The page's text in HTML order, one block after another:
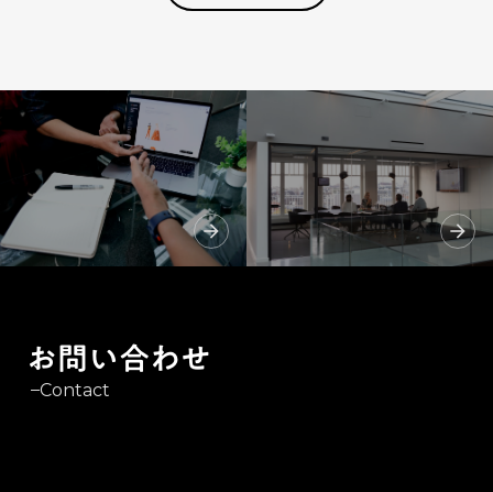
arrow_forward arrow_forward
お問い合わせ
Contact